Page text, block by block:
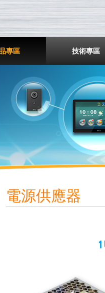
業股份有限公司
專區 技術專區
電源供應器